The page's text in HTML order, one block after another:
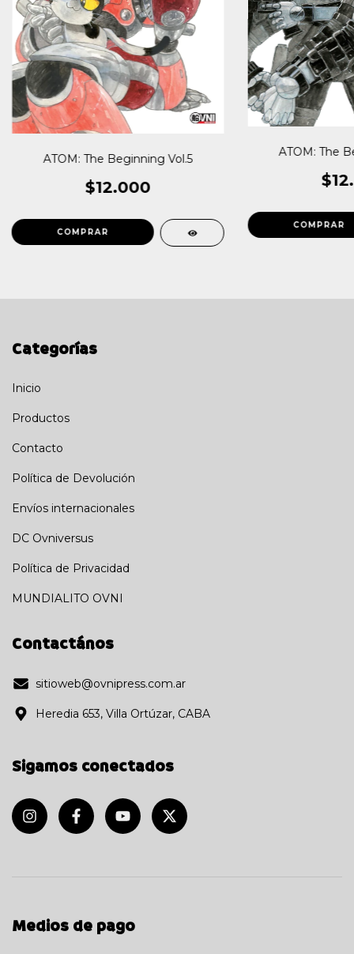
ATOM: The Beginning Vol.5
$12.000
ATOM: The
Categorías
Inicio
Productos
Contacto
Política de Devolución
Envíos internacionales
DC Ovniversus
Política de Privacidad
MUNDIALITO OVNI
Contactános
sitioweb@ovnipress.com.ar
Heredia 653, Villa Ortúzar, CABA
Sigamos conectados
Medios de pago